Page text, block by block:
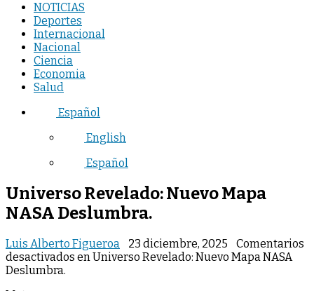
NOTICIAS
Deportes
Internacional
Nacional
Ciencia
Economia
Salud
Español
English
Español
Universo Revelado: Nuevo Mapa
NASA Deslumbra.
Luis Alberto Figueroa 23 diciembre, 2025
Comentarios
desactivados en Universo Revelado: Nuevo Mapa NASA
Deslumbra.